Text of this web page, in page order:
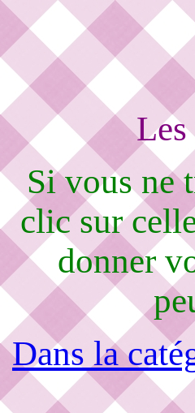
Les
Si vous ne
clic sur
donner
Dans la